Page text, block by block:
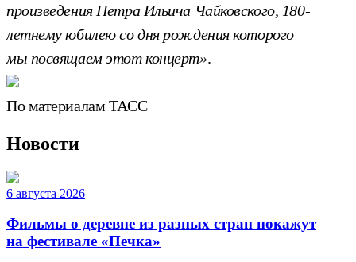
произведения Петра Ильича Чайковского, 180-
летнему юбилею со дня рождения которого
мы посвящаем этот концерт».
По материалам ТАСС
Новости
6 августа 2026
Фильмы о деревне из разных стран покажут
на фестивале «Печка»